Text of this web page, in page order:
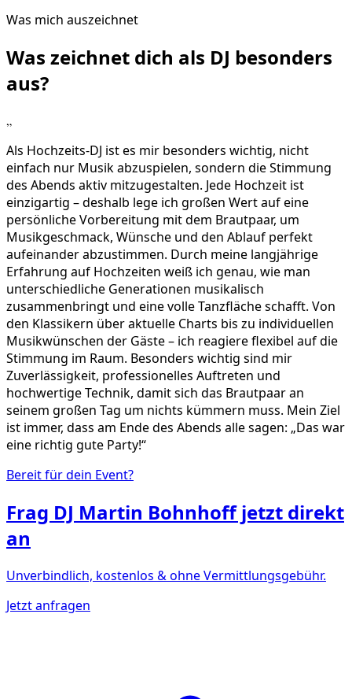
Was mich auszeichnet
Was zeichnet dich als DJ besonders
aus?
„
Als Hochzeits-DJ ist es mir besonders wichtig, nicht
einfach nur Musik abzuspielen, sondern die Stimmung
des Abends aktiv mitzugestalten. Jede Hochzeit ist
einzigartig – deshalb lege ich großen Wert auf eine
persönliche Vorbereitung mit dem Brautpaar, um
Musikgeschmack, Wünsche und den Ablauf perfekt
aufeinander abzustimmen. Durch meine langjährige
Erfahrung auf Hochzeiten weiß ich genau, wie man
unterschiedliche Generationen musikalisch
zusammenbringt und eine volle Tanzfläche schafft. Von
den Klassikern über aktuelle Charts bis zu individuellen
Musikwünschen der Gäste – ich reagiere flexibel auf die
Stimmung im Raum. Besonders wichtig sind mir
Zuverlässigkeit, professionelles Auftreten und
hochwertige Technik, damit sich das Brautpaar an
seinem großen Tag um nichts kümmern muss. Mein Ziel
ist immer, dass am Ende des Abends alle sagen: „Das war
eine richtig gute Party!“
Bereit für dein Event?
Frag DJ Martin Bohnhoffjetzt direkt
an
Unverbindlich, kostenlos & ohne Vermittlungsgebühr.
Jetzt anfragen